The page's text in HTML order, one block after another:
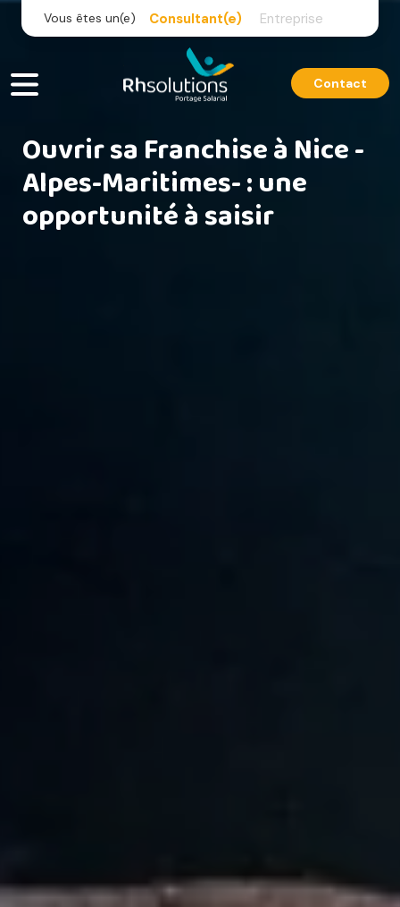
Vous êtes un(e) Consultant(e) Entreprise
Contact
Ouvrir sa Franchise à Nice -
Alpes-Maritimes- : une
opportunité à saisir